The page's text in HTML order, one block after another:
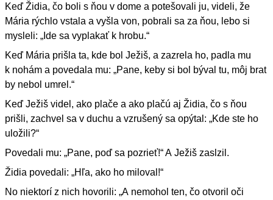
Keď Židia, čo boli s ňou v dome a potešovali ju, videli, že
Mária rýchlo vstala a vyšla von, pobrali sa za ňou, lebo si
mysleli: „Ide sa vyplakať k hrobu.“
Keď Mária prišla ta, kde bol Ježiš, a zazrela ho, padla mu
k nohám a povedala mu: „Pane, keby si bol býval tu, môj brat
by nebol umrel.“
Keď Ježiš videl, ako plače a ako plačú aj Židia, čo s ňou
prišli, zachvel sa v duchu a vzrušený sa opýtal: „Kde ste ho
uložili?“
Povedali mu: „Pane, poď sa pozrieť!“ A Ježiš zaslzil.
Židia povedali: „Hľa, ako ho miloval!“
No niektorí z nich hovorili: „A nemohol ten, čo otvoril oči